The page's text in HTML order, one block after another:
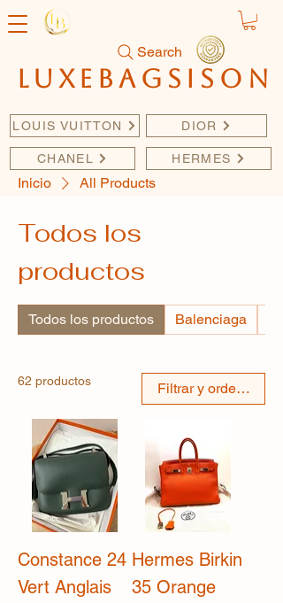
Search
luxebagsison
LOUIS VUITTON DIOR
CHANEL HERMES
Inicio All Products
Todos los
productos
Todos los productos Balenciaga
62 productos Filtrar y ordenar
Constance 24
Vert Anglais
Hermes Birkin
35 Orange